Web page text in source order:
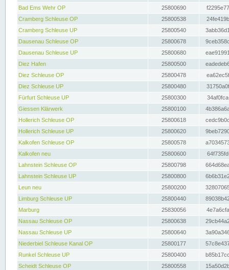
Bad Ems Wehr OP
25800690
Cramberg Schleuse OP
25800538
Cramberg Schleuse UP
25800540
Dausenau Schleuse OP
25800678
Dausenau Schleuse UP
25800680
Diez Hafen
25800500
Diez Schleuse OP
25800478
Diez Schleuse UP
25800480
Fürfurt Schleuse UP
25800300
Giessen Klärwerk
25800100
Hollerich Schleuse OP
25800618
Hollerich Schleuse UP
25800620
Kalkofen Schleuse OP
25800578
Kalkofen neu
25800600
Lahnstein Schleuse OP
25800798
Lahnstein Schleuse UP
25800800
Leun neu
25800200
Limburg Schleuse UP
25800440
Marburg
25830056
Nassau Schleuse OP
25800638
Nassau Schleuse UP
25800640
Niederbiel Schleuse Kanal OP
25800177
Runkel Schleuse UP
25800400
Scheidt Schleuse OP
25800558